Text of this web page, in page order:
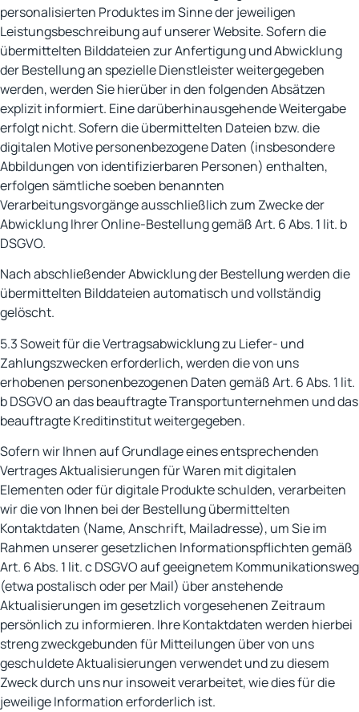
personalisierten Produktes im Sinne der jeweiligen
Leistungsbeschreibung auf unserer Website. Sofern die
übermittelten Bilddateien zur Anfertigung und Abwicklung
der Bestellung an spezielle Dienstleister weitergegeben
werden, werden Sie hierüber in den folgenden Absätzen
explizit informiert. Eine darüberhinausgehende Weitergabe
erfolgt nicht. Sofern die übermittelten Dateien bzw. die
digitalen Motive personenbezogene Daten (insbesondere
Abbildungen von identifizierbaren Personen) enthalten,
erfolgen sämtliche soeben benannten
Verarbeitungsvorgänge ausschließlich zum Zwecke der
Abwicklung Ihrer Online-Bestellung gemäß Art. 6 Abs. 1 lit. b
DSGVO.
Nach abschließender Abwicklung der Bestellung werden die
übermittelten Bilddateien automatisch und vollständig
gelöscht.
5.3 Soweit für die Vertragsabwicklung zu Liefer- und
Zahlungszwecken erforderlich, werden die von uns
erhobenen personenbezogenen Daten gemäß Art. 6 Abs. 1 lit.
b DSGVO an das beauftragte Transportunternehmen und das
beauftragte Kreditinstitut weitergegeben.
Sofern wir Ihnen auf Grundlage eines entsprechenden
Vertrages Aktualisierungen für Waren mit digitalen
Elementen oder für digitale Produkte schulden, verarbeiten
wir die von Ihnen bei der Bestellung übermittelten
Kontaktdaten (Name, Anschrift, Mailadresse), um Sie im
Rahmen unserer gesetzlichen Informationspflichten gemäß
Art. 6 Abs. 1 lit. c DSGVO auf geeignetem Kommunikationsweg
(etwa postalisch oder per Mail) über anstehende
Aktualisierungen im gesetzlich vorgesehenen Zeitraum
persönlich zu informieren. Ihre Kontaktdaten werden hierbei
streng zweckgebunden für Mitteilungen über von uns
geschuldete Aktualisierungen verwendet und zu diesem
Zweck durch uns nur insoweit verarbeitet, wie dies für die
jeweilige Information erforderlich ist.